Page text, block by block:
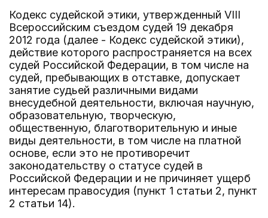
Кодекс судейской этики, утвержденный VIII
Всероссийским съездом судей 19 декабря
2012 года (далее - Кодекс судейской этики),
действие которого распространяется на всех
судей Российской Федерации, в том числе на
судей, пребывающих в отставке, допускает
занятие судьей различными видами
внесудебной деятельности, включая научную,
образовательную, творческую,
общественную, благотворительную и иные
виды деятельности, в том числе на платной
основе, если это не противоречит
законодательству о статусе судей в
Российской Федерации и не причиняет ущерб
интересам правосудия (пункт 1 статьи 2, пункт
2 статьи 14).